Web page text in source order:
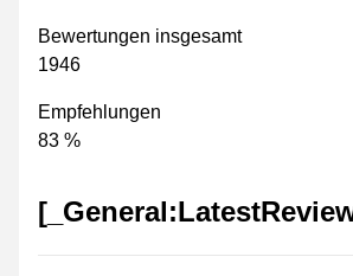
Bewertungen insgesamt
1946
Empfehlungen
83 %